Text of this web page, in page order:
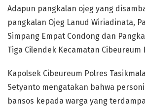
Adapun pangkalan ojeg yang
pangkalan Ojeg Lanud Wiriadinata,
Simpang Empat Condong dan
Tiga Cilendek Kecamatan Cibeureum
Kapolsek Cibeureum Polres
Setyanto mengatakan bahwa
bansos kepada warga yang